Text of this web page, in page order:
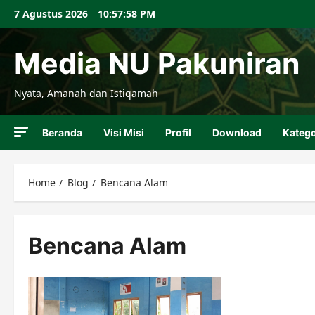
Skip7 Agustus 2026 10:57:59 PM
Media NU Pakuniran
Nyata, Amanah dan Istiqamah
Beranda Visi Misi Profil Download
Home Blog Bencana Alam
Bencana Alam